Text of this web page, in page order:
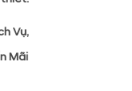
Vụ,
Mãi